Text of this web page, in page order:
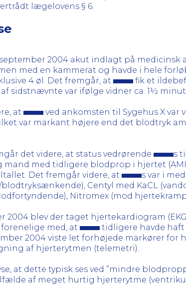
lægelovens § 6.
2004 akut indlagt på medicinsk
med en kammerat og havde i hele
4 øl. Det fremgår, at
fik et
sidstnævnte var ifølge vidner ca. 1½
at
ved ankomsten til Sygehus X
var markant højere end det blodtryk
det videre, at status vedrørende
s
mand med tidligere blodprop i hjertet
Det fremgår videre, at
s var i
Centyl med KaCL
Nitromex (mod
2004 blev der taget hjertekardiogram
med, at
tidligere havde
2004 viste let forhøjede markører
af hjerterytmen (telemetri).
at dette typisk ses ved ”mindre
af meget hurtig hjerterytme